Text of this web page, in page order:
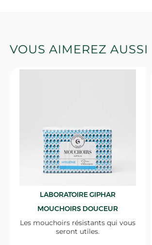
VOUS AIMEREZ AUSSI
LABORATOIRE GIPHAR
MOUCHOIRS DOUCEUR
Les mouchoirs résistants qui vous
seront utiles.